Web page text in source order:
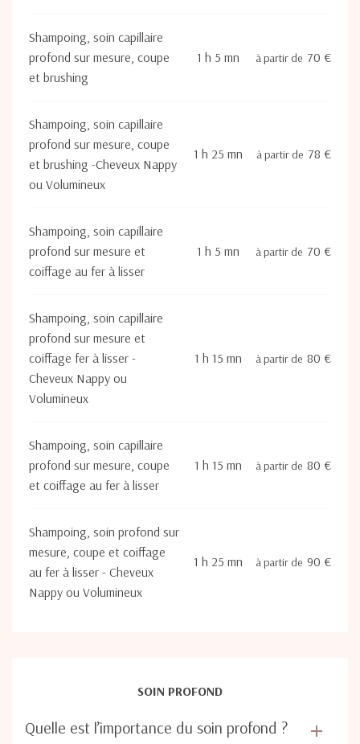
Shampoing, soin capillaire
profond sur mesure, coupe
et brushing
1 h 5 mn à partir de 70 €
Shampoing, soin capillaire
profond sur mesure, coupe
et brushing -Cheveux Nappy
ou Volumineux
1 h 25 mn à partir de 78 €
Shampoing, soin capillaire
profond sur mesure et
coiffage au fer à lisser
1 h 5 mn à partir de 70 €
Shampoing, soin capillaire
profond sur mesure et
coiffage fer à lisser -
Cheveux Nappy ou
Volumineux
1 h 15 mn à partir de 80 €
Shampoing, soin capillaire
profond sur mesure, coupe
et coiffage au fer à lisser
1 h 15 mn à partir de 80 €
Shampoing, soin profond sur
mesure, coupe et coiffage
au fer à lisser - Cheveux
Nappy ou Volumineux
1 h 25 mn à partir de 90 €
SOIN PROFOND
Quelle est l’importance du soin profond ?